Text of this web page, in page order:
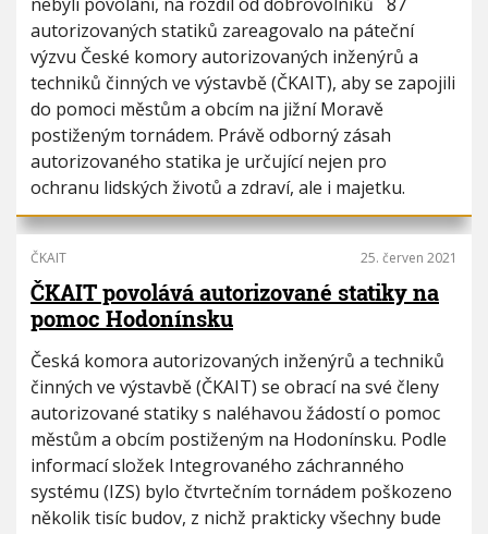
autorizovaných statiků zareagovalo na páteční
výzvu České komory autorizovaných inženýrů a
techniků činných ve výstavbě (ČKAIT), aby se zapojili
do pomoci městům a obcím na jižní Moravě
postiženým tornádem. Právě odborný zásah
autorizovaného statika je určující nejen pro
ochranu lidských životů a zdraví, ale i majetku.
ČKAIT 25. červen 2021
ČKAIT povolává autorizované statiky na
pomoc Hodonínsku
Česká komora autorizovaných inženýrů a techniků
činných ve výstavbě (ČKAIT) se obrací na své členy
autorizované statiky s naléhavou žádostí o pomoc
městům a obcím postiženým na Hodonínsku. Podle
informací složek Integrovaného záchranného
systému (IZS) bylo čtvrtečním tornádem poškozeno
několik tisíc budov, z nichž prakticky všechny bude